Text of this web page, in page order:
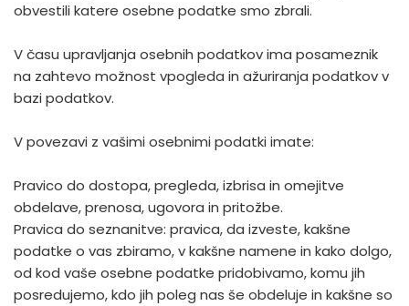
obvestili katere osebne podatke smo zbrali.
V času upravljanja osebnih podatkov ima posameznik
na zahtevo možnost vpogleda in ažuriranja podatkov v
bazi podatkov.
V povezavi z vašimi osebnimi podatki imate:
Pravico do dostopa, pregleda, izbrisa in omejitve
obdelave, prenosa, ugovora in pritožbe.
Pravica do seznanitve: pravica, da izveste, kakšne
podatke o vas zbiramo, v kakšne namene in kako dolgo,
od kod vaše osebne podatke pridobivamo, komu jih
posredujemo, kdo jih poleg nas še obdeluje in kakšne so